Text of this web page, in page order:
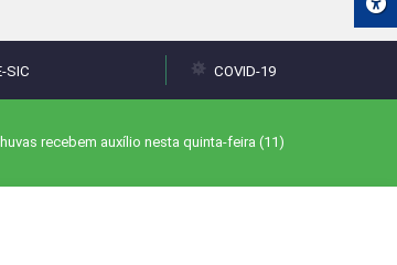
SIC COVID-19
recebem auxílio nesta quinta-feira (11)